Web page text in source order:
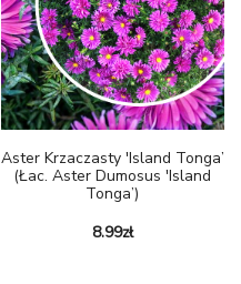
Aster Krzaczasty 'Island Tonga’
(łac. Aster Dumosus 'Island
Tonga’)
8.99zł